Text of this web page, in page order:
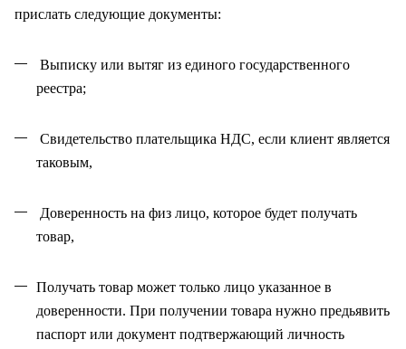
прислать следующие документы:
Выписку или вытяг из единого государственного
реестра;
Свидетельство плательщика НДС, если клиент является
таковым,
Доверенность на физ лицо, которое будет получать
товар,
Получать товар может только лицо указанное в
доверенности. При получении товара нужно предьявить
паспорт или документ подтвержающий личность